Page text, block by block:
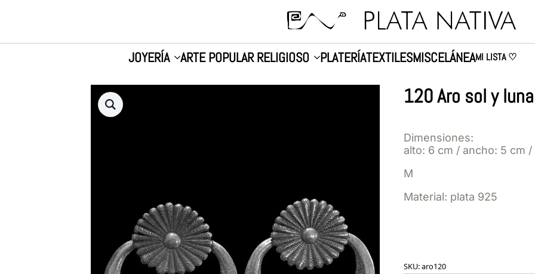
JOYERÍA ARTE POPULAR RELIGIOSO PLATERÍATEXTILESMISCELÁNEAMI LISTA ♡
120 Aro sol y luna
Dimensiones:
alto: 6 cm / ancho: 5 cm
M
Material: plata 925
SKU:aro120